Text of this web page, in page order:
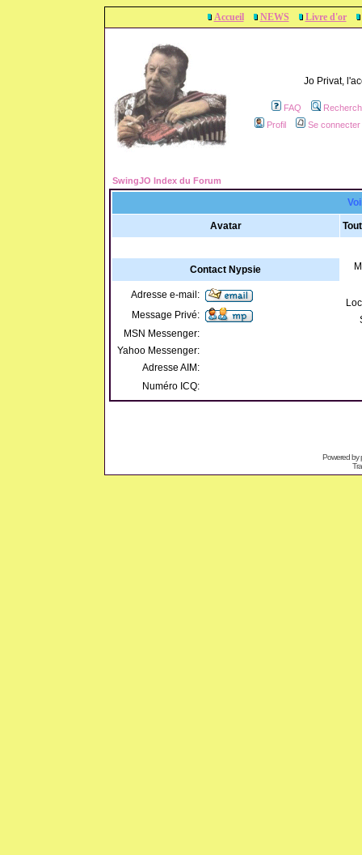
Accueil NEWS Livre d'or
Jo Privat,
FAQ
Profil
Se
SwingJO Index du Forum
Avatar
Contact Nypsie
Adresse e-mail:
Message Privé:
MSN Messenger:
Yahoo Messenger:
Adresse AIM:
Numéro ICQ:
Powered by